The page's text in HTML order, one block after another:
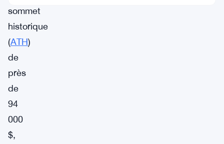
sommet
historique
(ATH)
de
près
de
94
000
$,